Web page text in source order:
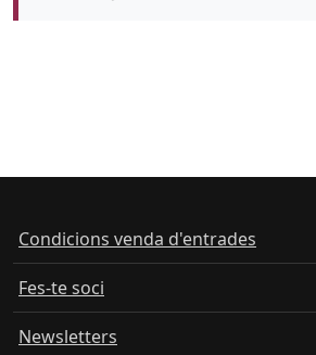
Condicions venda d'entrades
Fes-te soci
Newsletters